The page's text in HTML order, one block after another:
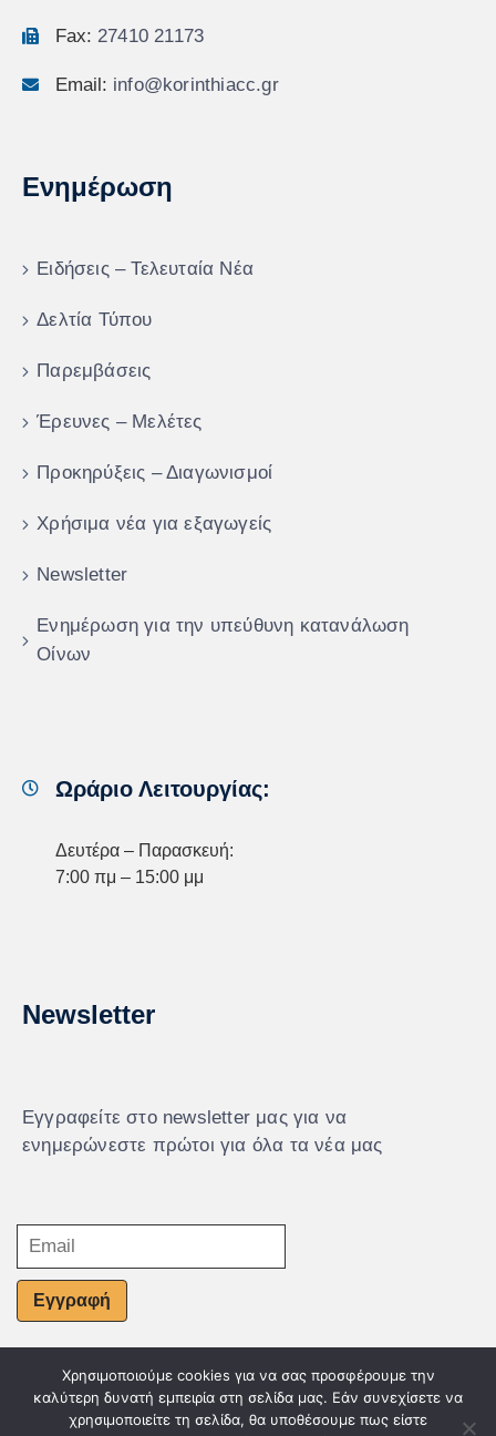
Fax: 27410 21173
Email: info@korinthiacc.gr
Ενημέρωση
Ειδήσεις – Τελευταία Νέα
Δελτία Τύπου
Παρεμβάσεις
Έρευνες – Μελέτες
Προκηρύξεις – Διαγωνισμοί
Χρήσιμα νέα για εξαγωγείς
Newsletter
Ενημέρωση για την υπεύθυνη κατανάλωση
Οίνων
Ωράριο Λειτουργίας:
Δευτέρα – Παρασκευή:
7:00 πμ – 15:00 μμ
Newsletter
Εγγραφείτε στο newsletter μας για να
ενημερώνεστε πρώτοι για όλα τα νέα μας
Εγγραφή
© Powered by Knowledge AE
Χρησιμοποιούμε cookies για να σας προσφέρουμε την
καλύτερη δυνατή εμπειρία στη σελίδα μας. Εάν συνεχίσετε να
χρησιμοποιείτε τη σελίδα, θα υποθέσουμε πως είστε